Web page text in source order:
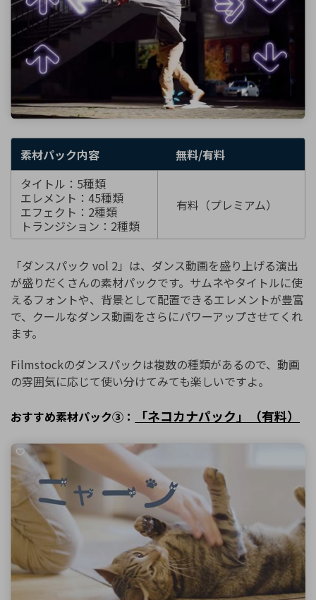
素材パック内容
無料/有料
タイトル：5種類
エレメント：45種類
エフェクト：2種類
トランジション：2種類
有料（プレミアム）
「ダンスパック vol 2」は、ダンス動画を盛り上げる演出
が盛りだくさんの素材パックです。サムネやタイトルに使
えるフォントや、背景として配置できるエレメントが豊富
で、クールなダンス動画をさらにパワーアップさせてくれ
ます。
Filmstockのダンスパックは複数の種類があるので、動画
の雰囲気に応じて使い分けてみても楽しいですよ。
おすすめ素材パック③： 「ネコカナパック」（有料）